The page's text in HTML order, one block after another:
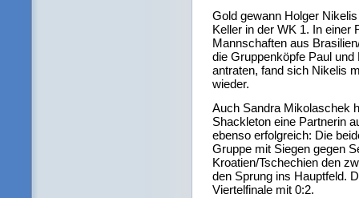
Gold gewann Holger
Keller in der WK 1. In einer
Mannschaften aus
die Gruppenköpfe Paul
antraten, fand sich Nikelis
wieder.
Auch Sandra Mikolaschek
Shackleton eine Partnerin
ebenso erfolgreich: Die
Gruppe mit Siegen gegen
Kroatien/Tschechien den
den Sprung ins Hauptfeld.
Viertelfinale mit 0:2.